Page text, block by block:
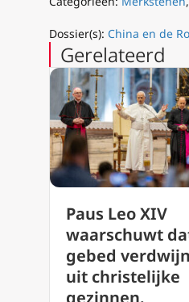
Dossier(s): China en de
Gerelateerd
De Oekraïense
ambassadeur
zegt dat een
pauselijk
een grote